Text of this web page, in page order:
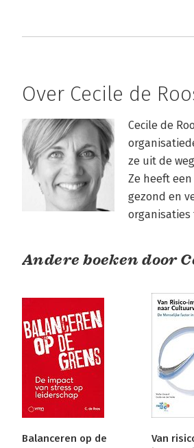
Over Cecile de
Cecile de
ze uit de
Ze heeft
gezond en
organisaties
Andere boeken door
Balanceren op de
Van